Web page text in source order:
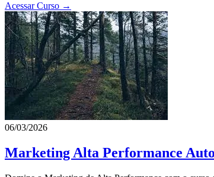
Acessar Curso →
06/03/2026
Marketing Alta Performance